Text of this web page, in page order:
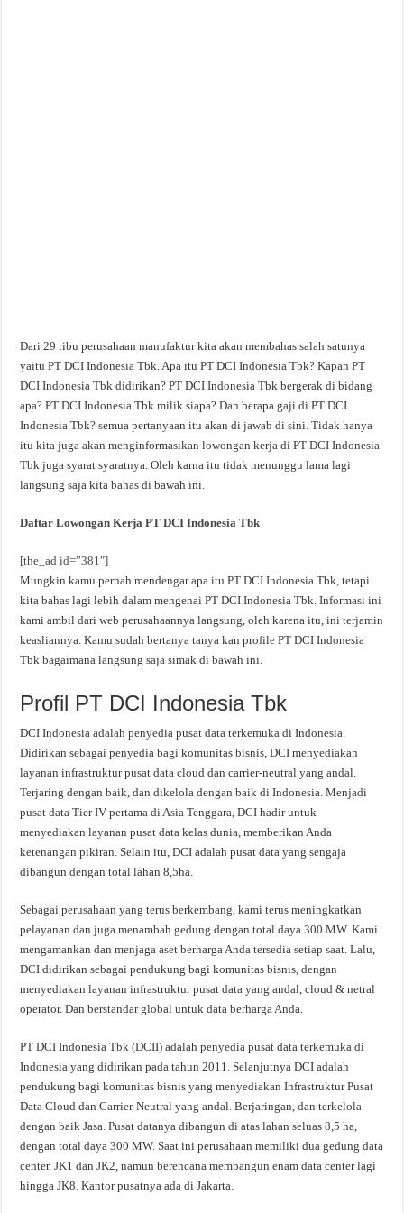
Dari 29 ribu perusahaan manufaktur kita akan membahas salah satunya
yaitu PT DCI Indonesia Tbk. Apa itu PT DCI Indonesia Tbk? Kapan PT
DCI Indonesia Tbk didirikan? PT DCI Indonesia Tbk bergerak di bidang
apa? PT DCI Indonesia Tbk milik siapa? Dan berapa gaji di PT DCI
Indonesia Tbk? semua pertanyaan itu akan di jawab di sini. Tidak hanya
itu kita juga akan menginformasikan lowongan kerja di PT DCI Indonesia
Tbk juga syarat syaratnya. Oleh karna itu tidak menunggu lama lagi
langsung saja kita bahas di bawah ini.
Daftar Lowongan Kerja PT DCI Indonesia Tbk
[the_ad id=”381″]
Mungkin kamu pernah mendengar apa itu PT DCI Indonesia Tbk, tetapi
kita bahas lagi lebih dalam mengenai PT DCI Indonesia Tbk. Informasi ini
kami ambil dari web perusahaannya langsung, oleh karena itu, ini terjamin
keasliannya. Kamu sudah bertanya tanya kan profile PT DCI Indonesia
Tbk bagaimana langsung saja simak di bawah ini.
Profil PT DCI Indonesia Tbk
DCI Indonesia adalah penyedia pusat data terkemuka di Indonesia.
Didirikan sebagai penyedia bagi komunitas bisnis, DCI menyediakan
layanan infrastruktur pusat data cloud dan carrier-neutral yang andal.
Terjaring dengan baik, dan dikelola dengan baik di Indonesia. Menjadi
pusat data Tier IV pertama di Asia Tenggara, DCI hadir untuk
menyediakan layanan pusat data kelas dunia, memberikan Anda
ketenangan pikiran. Selain itu, DCI adalah pusat data yang sengaja
dibangun dengan total lahan 8,5ha.
Sebagai perusahaan yang terus berkembang, kami terus meningkatkan
pelayanan dan juga menambah gedung dengan total daya 300 MW. Kami
mengamankan dan menjaga aset berharga Anda tersedia setiap saat. Lalu,
DCI didirikan sebagai pendukung bagi komunitas bisnis, dengan
menyediakan layanan infrastruktur pusat data yang andal, cloud & netral
operator. Dan berstandar global untuk data berharga Anda.
PT DCI Indonesia Tbk (DCII) adalah penyedia pusat data terkemuka di
Indonesia yang didirikan pada tahun 2011. Selanjutnya DCI adalah
pendukung bagi komunitas bisnis yang menyediakan Infrastruktur Pusat
Data Cloud dan Carrier-Neutral yang andal. Berjaringan, dan terkelola
dengan baik Jasa. Pusat datanya dibangun di atas lahan seluas 8,5 ha,
dengan total daya 300 MW. Saat ini perusahaan memiliki dua gedung data
center. JK1 dan JK2, namun berencana membangun enam data center lagi
hingga JK8. Kantor pusatnya ada di Jakarta.